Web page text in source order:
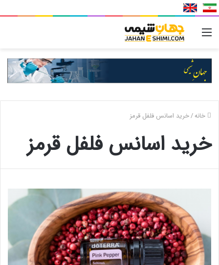
خانه/خرید اسانس فلفل قرمز
خرید اسانس فلفل قرمز